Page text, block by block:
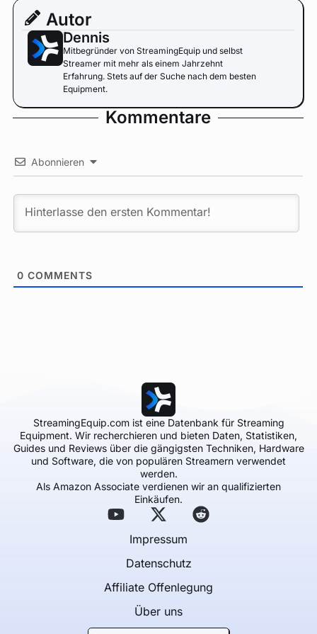
Autor
Dennis
Mitbegründer von StreamingEquip und selbst
Streamer mit mehr als einem Jahrzehnt
Erfahrung. Stets auf der Suche nach dem besten
Equipment.
Kommentare
Abonnieren
0 COMMENTS
StreamingEquip.com ist eine Datenbank für Streaming
Equipment. Wir recherchieren und bieten Daten, Statistiken,
Guides und Reviews über die gängigsten Techniken, Hardware
und Software, die von populären Streamern verwendet
werden.
Als Amazon Associate verdienen wir an qualifizierten
Einkäufen.
Impressum
Datenschutz
Affiliate Offenlegung
Über uns